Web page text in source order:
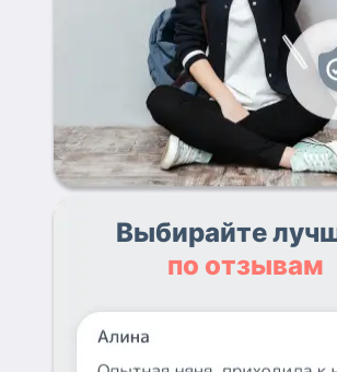
Выбирайте
по отзывам